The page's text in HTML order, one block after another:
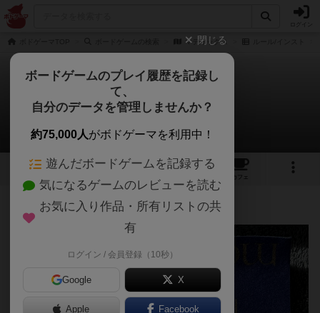
マティックス
マティックス
スートのスーさんのルール/インスト
1 3
カフェ
181名 0名 0 2年弱前
閉じる
ボードゲームのプレイ履歴を記録し
て、
自分のデータを管理しませんか？
約75,000人がボドゲーマを利用中！
遊んだボードゲームを記録する
気になるゲームのレビューを読む
お気に入り作品・所有リストの共
有
ログイン / 会員登録（10秒）
Google X
Apple Facebook